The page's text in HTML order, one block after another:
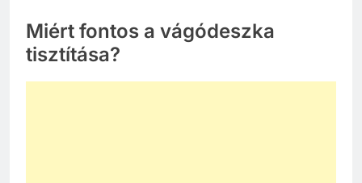
Miért fontos a vágódeszka
tisztítása?